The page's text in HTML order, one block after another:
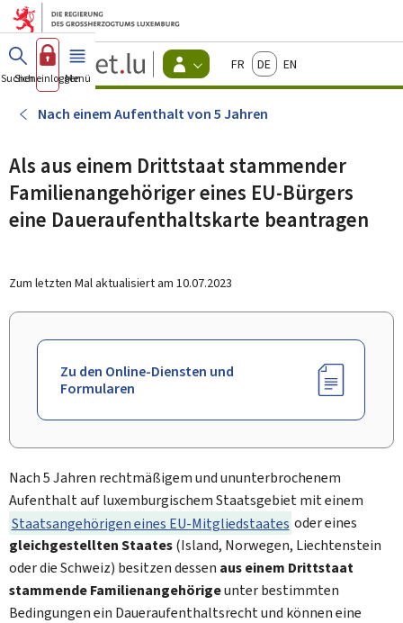
Zum Hauptmenü
Zum Inhalt
Guichet.lu
Changer
d'espace
Menu
actif
FrançaisDeutschEnglish
Suchen
Sich einloggen
Menü Haupt-
Nach einem Aufenthalt von 5 Jahren
Als aus einem Drittstaat stammender
Familienangehöriger eines EU-Bürgers
eine Daueraufenthaltskarte beantragen
Zum letzten Mal aktualisiert am 10.07.2023
Zu den Online-Diensten und
Formularen
Nach 5 Jahren rechtmäßigem und ununterbrochenem
Aufenthalt auf luxemburgischem Staatsgebiet mit einem
Staatsangehörigen eines EU-Mitgliedstaates oder eines
gleichgestellten Staates(Island, Norwegen, Liechtenstein
oder die Schweiz) besitzen dessen aus einem Drittstaat
stammende Familienangehörigeunter bestimmten
Bedingungen ein Daueraufenthaltsrecht und können eine